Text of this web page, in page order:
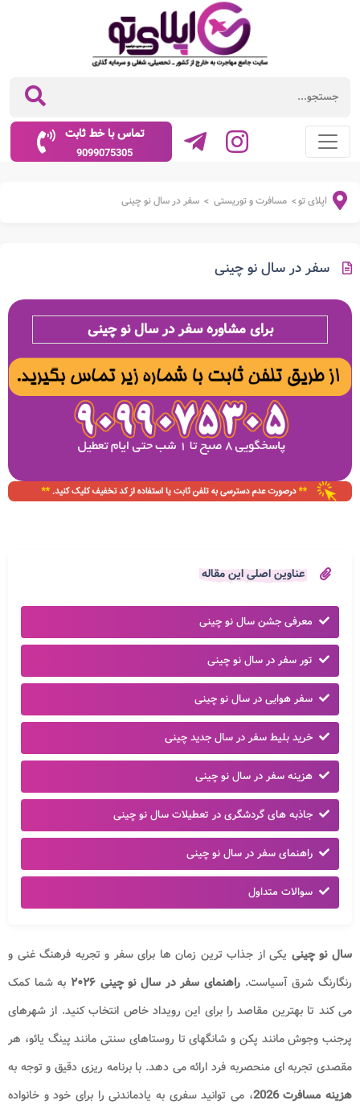
تماس با خط ثابت
9099075305
اپلای تو> مسافرت و توریستی > سفر در سال نو چینی
سفر در سال نو چینی
برای مشاوره سفر در سال نو چینی
عناوین اصلی این مقاله
معرفی جشن سال نو چینی
تور سفر در سال نو چینی
سفر هوایی در سال نو چینی
خرید بلیط سفر در سال جدید چینی
هزینه سفر در سال نو چینی
جاذبه های گردشگری در تعطیلات سال نو چینی
راهنمای سفر در سال نو چینی
سوالات متداول
سال نو چینی یکی از جذاب ترین زمان ها برای سفر و تجربه فرهنگ غنی و
رنگارنگ شرق آسیاست. راهنمای سفر در سال نو چینی ۲۰۲۶​
به شما کمک
می کند تا بهترین مقاصد را برای این رویداد خاص انتخاب کنید. از شهرهای
پرجنب وجوش مانند پکن و شانگهای تا روستاهای سنتی مانند پینگ یائو، هر
مقصدی تجربه ای منحصربه فرد ارائه می دهد. با برنامه ریزی دقیق و توجه به
هزینه مسافرت 2026
، می توانید سفری به یادماندنی را برای خود و خانواده